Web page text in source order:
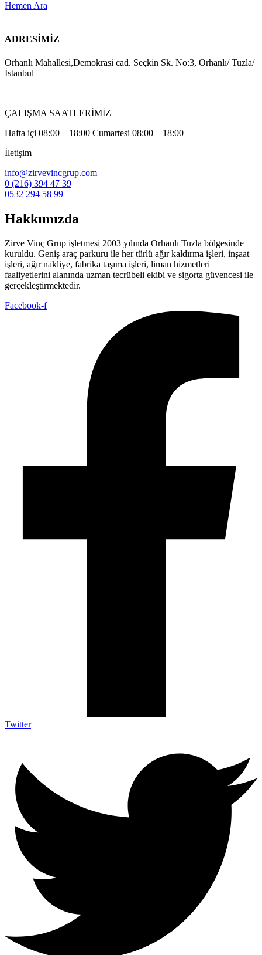
Hemen Ara
ADRESİMİZ
Orhanlı Mahallesi,Demokrasi cad. Seçkin Sk. No:3, Orhanlı/ Tuzla/
İstanbul
ÇALIŞMA SAATLERİMİZ
Hafta içi 08:00 – 18:00 Cumartesi 08:00 – 18:00
İletişim
info@zirvevincgrup.com
0 (216) 394 47 39
0532 294 58 99
Hakkımızda
Zirve Vinç Grup işletmesi 2003 yılında Orhanlı Tuzla bölgesinde
kuruldu. Geniş araç parkuru ile her türlü ağır kaldırma işleri, inşaat
işleri, ağır nakliye, fabrika taşıma işleri, liman hizmetleri
faaliyetlerini alanında uzman tecrübeli ekibi ve sigorta güvencesi ile
gerçekleştirmektedir.
Facebook-f
Twitter